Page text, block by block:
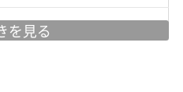
募時にご確認下さい